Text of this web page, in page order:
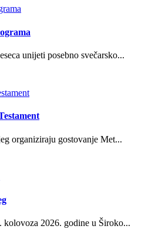
unijeti posebno svečarsko...
organiziraju gostovanje Met...
2026. godine u Široko...